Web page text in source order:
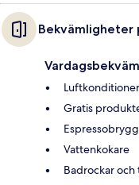
Bekvämligheter
Gratis
Vattenkokare
Badrockar